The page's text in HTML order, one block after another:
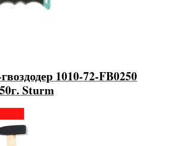
1010-72-FB0250
Sturm